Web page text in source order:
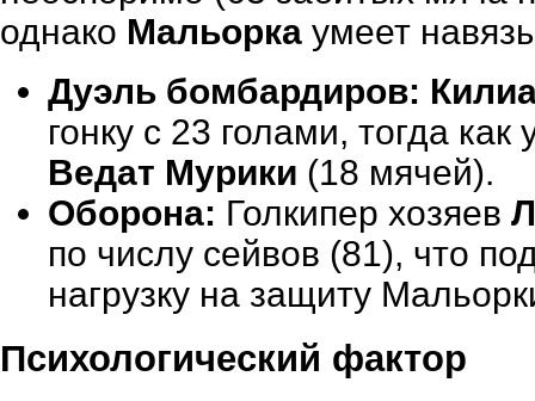
однако Мальорка умеет
Дуэль бомбардиров:
гонку с 23 голами, тогда
Ведат Мурики (18 мячей).
Оборона: Голкипер хозяев
по числу сейвов (81), что
нагрузку на защиту
Психологический фактор